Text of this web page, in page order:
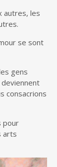
autres, les
se sont
gens
deviennent
consacrions
pour
arts